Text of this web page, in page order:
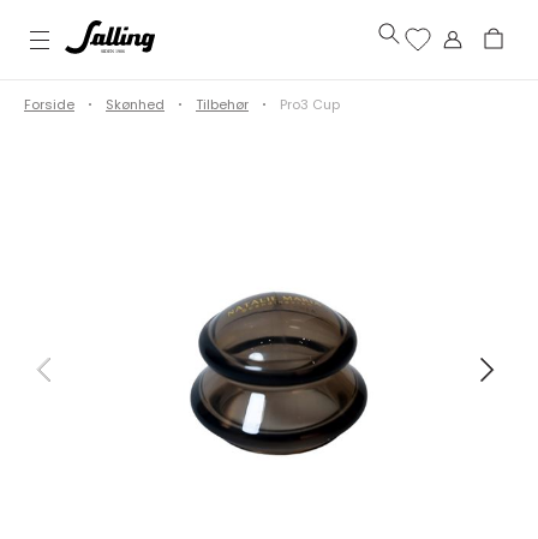
Forside Skønhed Tilbehør Pro3 Cup